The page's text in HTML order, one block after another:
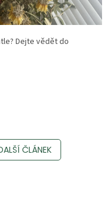
Dejte vědět do
ČLÁNEK